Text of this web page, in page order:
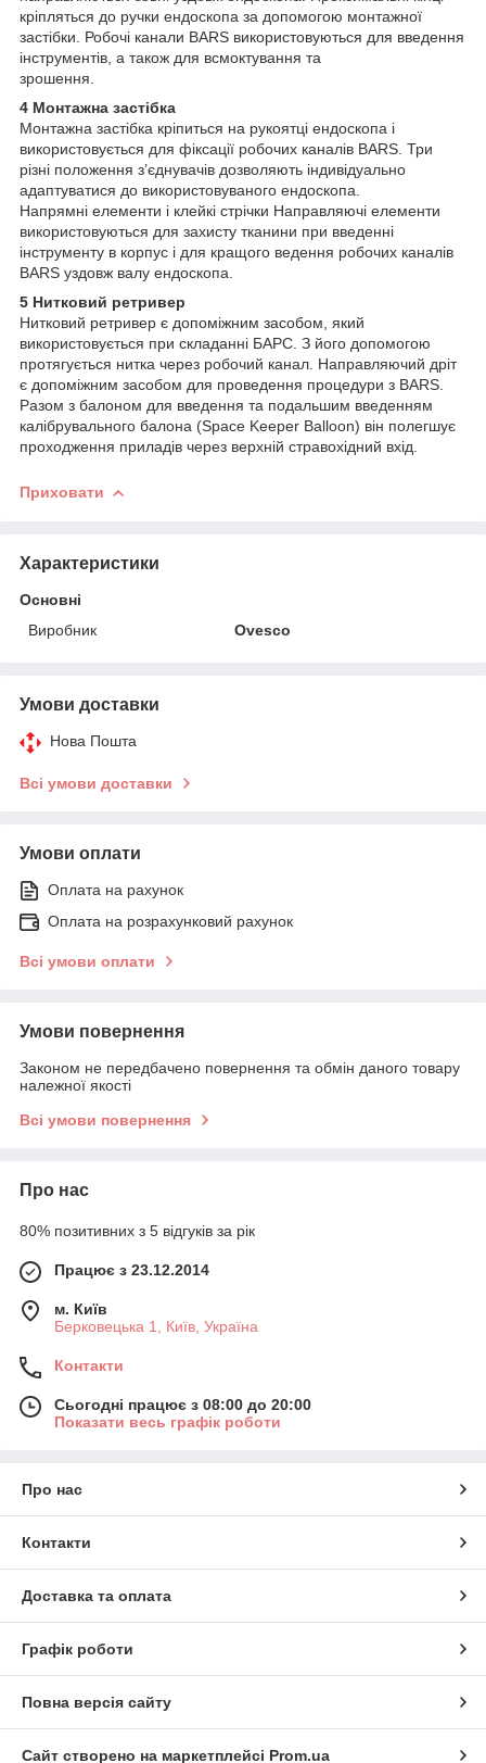
кріпляться до ручки ендоскопа за допомогою монтажної
застібки. Робочі канали BARS використовуються для введення
інструментів, а також для всмоктування та
зрошення.
4 Монтажна застібка
Монтажна застібка кріпиться на рукоятці ендоскопа і
використовується для фіксації робочих каналів BARS. Три
різні положення з’єднувачів дозволяють індивідуально
адаптуватися до використовуваного ендоскопа.
Напрямні елементи і клейкі стрічки Направляючі елементи
використовуються для захисту тканини при введенні
інструменту в корпус і для кращого ведення робочих каналів
BARS уздовж валу ендоскопа.
5 Нитковий ретривер
Нитковий ретривер є допоміжним засобом, який
використовується при складанні БАРС. З його допомогою
протягується нитка через робочий канал. Направляючий дріт
є допоміжним засобом для проведення процедури з BARS.
Разом з балоном для введення та подальшим введенням
калібрувального балона (Space Keeper Balloon) він полегшує
проходження приладів через верхній стравохідний вхід.
Приховати
Характеристики
Основні
Виробник
Ovesco
Умови доставки
Нова Пошта
Всі умови доставки
Умови оплати
Оплата на рахунок
Оплата на розрахунковий рахунок
Всі умови оплати
Умови повернення
Законом не передбачено повернення та обмін даного товару
належної якості
Всі умови повернення
Про нас
80% позитивних з 5 відгуків за рік
Працює з 23.12.2014
м. Київ
Берковецька 1, Київ, Україна
Контакти
Сьогодні працює з 08:00 до 20:00
Показати весь графік роботи
Про нас
Контакти
Доставка та оплата
Графік роботи
Повна версія сайту
Сайт створено на маркетплейсі Prom.ua